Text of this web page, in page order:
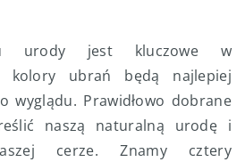
urody jest kluczowe w
kolory ubrań będą najlepiej
wyglądu. Prawidłowo dobrane
naszą naturalną urodę i
cerze. Znamy cztery